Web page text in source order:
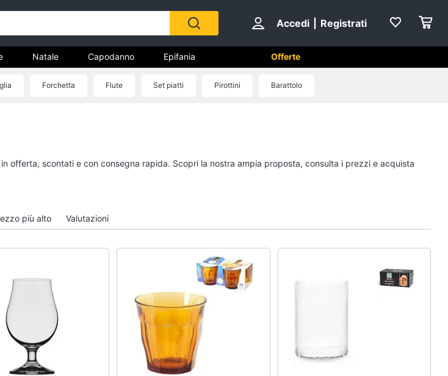
Accedi Registrati
feste
Vedi tutti
per lei
per teenager
per arredare
Per gli amanti della beauty
Per gli amanti della tecnologia
Carnevale
Maschera per travestimenti
Costumi carnevale
Natale Capodanno Epifania Offerte
Forchetta Flute Set piatti Pirottini Barattolo
offerta, scontati e con consegna rapida. Scopri la nostra ampia proposta, consulta i prezzi e acquista
più alto Valutazioni